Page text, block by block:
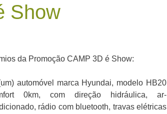
Show
da Promoção CAMP 3D é Show:
automóvel marca Hyundai, modelo HB20
0km, com direção hidráulica, ar-
rádio com bluetooth, travas elétricas